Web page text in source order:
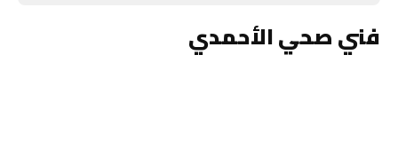
فني صحي الأحمدي